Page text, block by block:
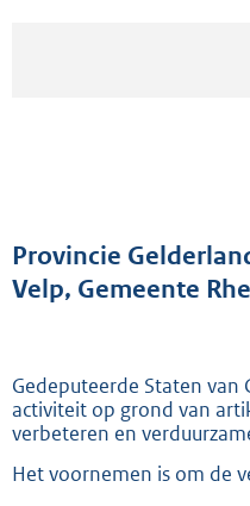
Provincie
Velp, Gemeente
Gedeputeerde Staten
activiteit op grond van
verbeteren en
Het voornemen is om de